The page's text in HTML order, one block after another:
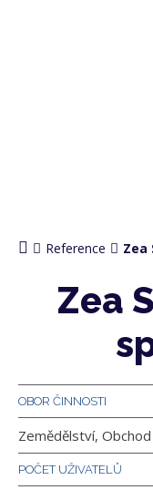
Reference Zea
Zea
OBOR ČINNOSTI
Zemědělství, Obchod
POČET UŽIVATELŮ